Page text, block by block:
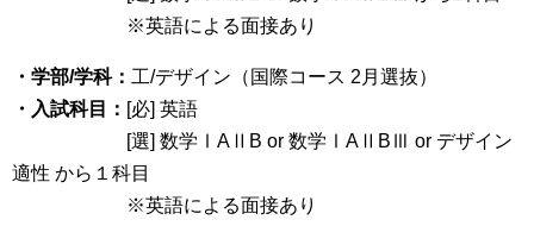
※英語による面接あり
・学部/学科： 工/デザイン（国際コース 2月選抜）
・入試科目： [必] 英語
[選] 数学ⅠAⅡB or 数学ⅠAⅡBⅢ or デザイン
適性 から１科目
※英語による面接あり